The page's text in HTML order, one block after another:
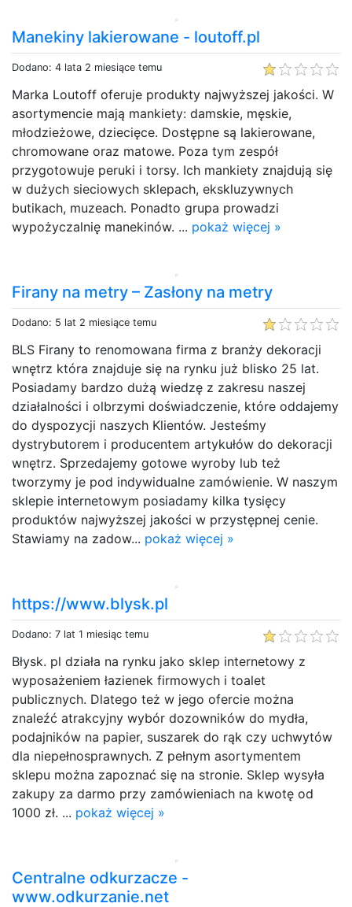
Manekiny lakierowane - loutoff.pl
Dodano: 4 lata 2 miesiące temu
Marka Loutoff oferuje produkty najwyższej jakości. W
asortymencie mają mankiety: damskie, męskie,
młodzieżowe, dziecięce. Dostępne są lakierowane,
chromowane oraz matowe. Poza tym zespół
przygotowuje peruki i torsy. Ich mankiety znajdują się
w dużych sieciowych sklepach, ekskluzywnych
butikach, muzeach. Ponadto grupa prowadzi
wypożyczalnię manekinów. ... pokaż więcej »
Firany na metry – Zasłony na metry
Dodano: 5 lat 2 miesiące temu
BLS Firany to renomowana firma z branży dekoracji
wnętrz która znajduje się na rynku już blisko 25 lat.
Posiadamy bardzo dużą wiedzę z zakresu naszej
działalności i olbrzymi doświadczenie, które oddajemy
do dyspozycji naszych Klientów. Jesteśmy
dystrybutorem i producentem artykułów do dekoracji
wnętrz. Sprzedajemy gotowe wyroby lub też
tworzymy je pod indywidualne zamówienie. W naszym
sklepie internetowym posiadamy kilka tysięcy
produktów najwyższej jakości w przystępnej cenie.
Stawiamy na zadow... pokaż więcej »
https://www.blysk.pl
Dodano: 7 lat 1 miesiąc temu
Błysk. pl działa na rynku jako sklep internetowy z
wyposażeniem łazienek firmowych i toalet
publicznych. Dlatego też w jego ofercie można
znaleźć atrakcyjny wybór dozowników do mydła,
podajników na papier, suszarek do rąk czy uchwytów
dla niepełnosprawnych. Z pełnym asortymentem
sklepu można zapoznać się na stronie. Sklep wysyła
zakupy za darmo przy zamówieniach na kwotę od
1000 zł. ... pokaż więcej »
Centralne odkurzacze -
www.odkurzanie.net